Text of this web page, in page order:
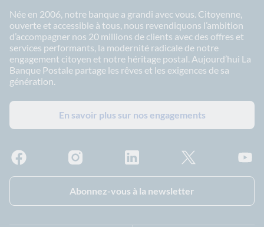
Née en 2006, notre banque a grandi avec vous. Citoyenne,
ouverte et accessible à tous, nous revendiquons l’ambition
d’accompagner nos 20 millions de clients avec des offres et
services performants, la modernité radicale de notre
engagement citoyen et notre héritage postal. Aujourd’hui La
Banque Postale partage les rêves et les exigences de sa
génération.
En savoir plus sur nos engagements
Abonnez-vous à la newsletter